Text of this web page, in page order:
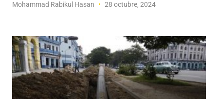
Mohammad Rabikul Hasan 28 octubre, 2024